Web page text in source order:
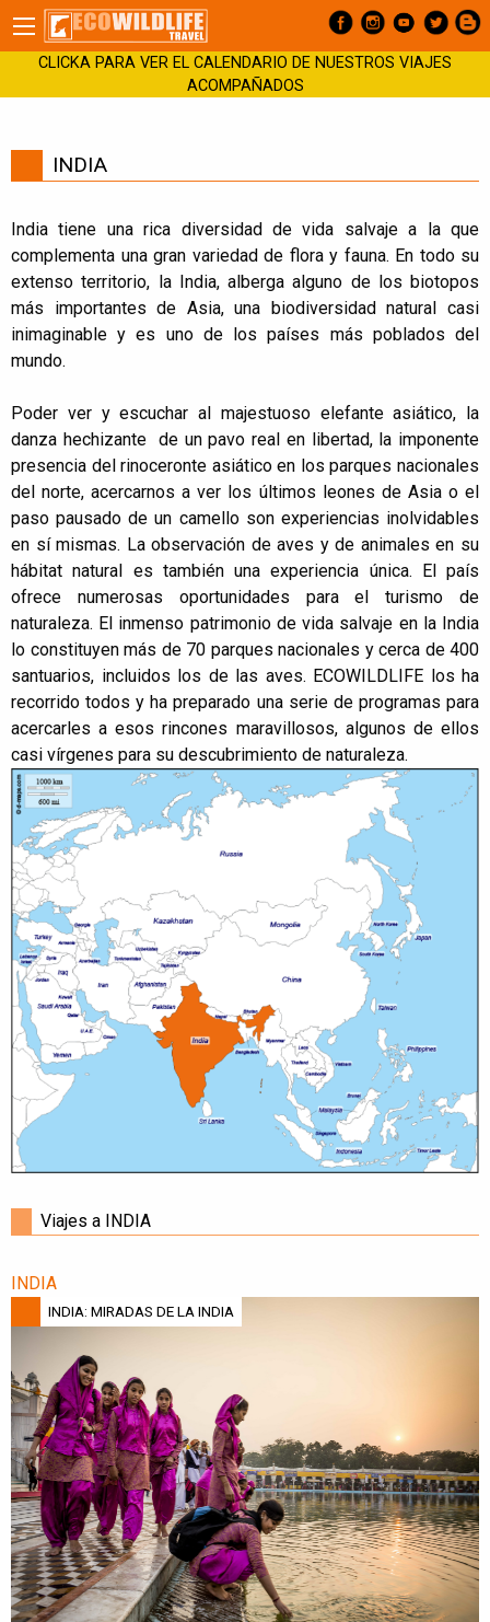
CLICKA PARA VER EL CALENDARIO DE NUESTROS VIAJES
ACOMPAÑADOS
INDIA
India tiene una rica diversidad de vida salvaje a la que
complementa una gran variedad de flora y fauna. En todo su
extenso territorio, la India, alberga alguno de los biotopos
más importantes de Asia, una biodiversidad natural casi
inimaginable y es uno de los países más poblados del
mundo.
Poder ver y escuchar al majestuoso elefante asiático, la
danza hechizante de un pavo real en libertad, la imponente
presencia del rinoceronte asiático en los parques nacionales
del norte, acercarnos a ver los últimos leones de Asia o el
paso pausado de un camello son experiencias inolvidables
en sí mismas. La observación de aves y de animales en su
hábitat natural es también una experiencia única. El país
ofrece numerosas oportunidades para el turismo de
naturaleza. El inmenso patrimonio de vida salvaje en la India
lo constituyen más de 70 parques nacionales y cerca de 400
santuarios, incluidos los de las aves. ECOWILDLIFE los ha
recorrido todos y ha preparado una serie de programas para
acercarles a esos rincones maravillosos, algunos de ellos
casi vírgenes para su descubrimiento de naturaleza.
Viajes a INDIA
INDIA
INDIA: MIRADAS DE LA INDIA